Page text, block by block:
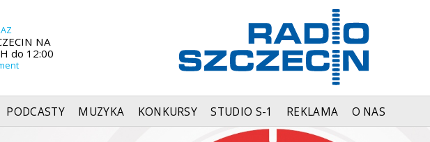
NA
do 12:00
PODCASTY MUZYKA KONKURSY STUDIO S-1 REKLAMA O NAS